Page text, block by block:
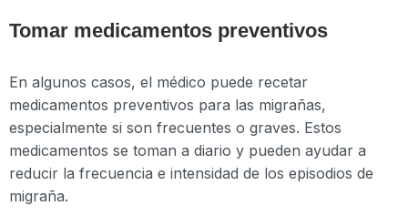
Tomar medicamentos preventivos
En algunos casos, el médico puede recetar
medicamentos preventivos para las migrañas,
especialmente si son frecuentes o graves. Estos
medicamentos se toman a diario y pueden ayudar a
reducir la frecuencia e intensidad de los episodios de
migraña.